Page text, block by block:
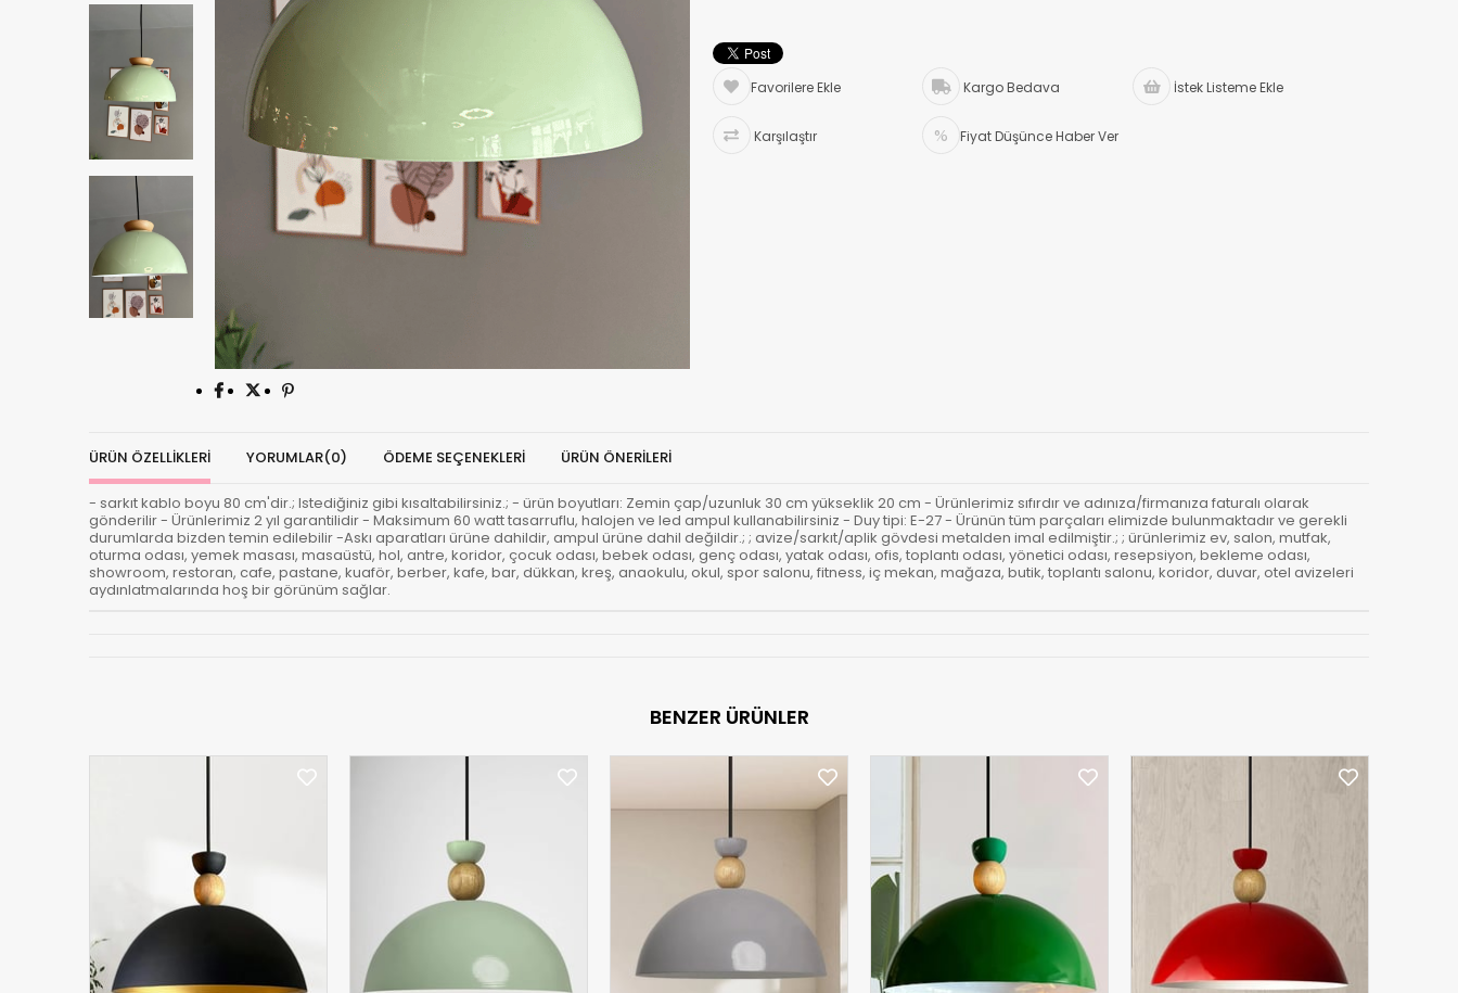
Favorilere Ekle Kargo Bedava İstek Listeme Ekle
Karşılaştır Fiyat Düşünce Haber Ver
ÜRÜN ÖZELLIKLERI YORUMLAR(0) ÖDEME SEÇENEKLERI ÜRÜN ÖNERILERI
- sarkıt kablo boyu 80 cm'dir.; Istediğiniz gibi kısaltabilirsiniz.; - ürün boyutları: Zemin çap/uzunluk 30 cm yükseklik 20 cm - Ürünlerimiz sıfırdır ve adınıza/firmanıza faturalı olarak
gönderilir - Ürünlerimiz 2 yıl garantilidir - Maksimum 60 watt tasarruflu, halojen ve led ampul kullanabilirsiniz - Duy tipi: E-27 - Ürünün tüm parçaları elimizde bulunmaktadır ve gerekli
durumlarda bizden temin edilebilir -Askı aparatları ürüne dahildir, ampul ürüne dahil değildir.; ; avize/sarkıt/aplik gövdesi metalden imal edilmiştir.; ; ürünlerimiz ev, salon, mutfak,
oturma odası, yemek masası, masaüstü, hol, antre, koridor, çocuk odası, bebek odası, genç odası, yatak odası, ofis, toplantı odası, yönetici odası, resepsiyon, bekleme odası,
showroom, restoran, cafe, pastane, kuaför, berber, kafe, bar, dükkan, kreş, anaokulu, okul, spor salonu, fitness, iç mekan, mağaza, butik, toplantı salonu, koridor, duvar, otel avizeleri
aydınlatmalarında hoş bir görünüm sağlar.
BENZER ÜRÜNLER